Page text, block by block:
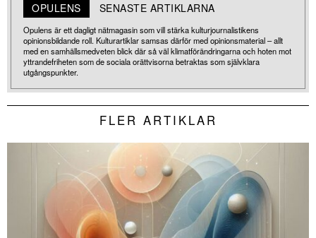
OPULENS SENASTE ARTIKLARNA
Opulens är ett dagligt nätmagasin som vill stärka kulturjournalistikens
opinionsbildande roll. Kulturartiklar samsas därför med opinionsmaterial – allt
med en samhällsmedveten blick där så väl klimatförändringarna och hoten mot
yttrandefriheten som de sociala orättvisorna betraktas som självklara
utgångspunkter.
FLER ARTIKLAR